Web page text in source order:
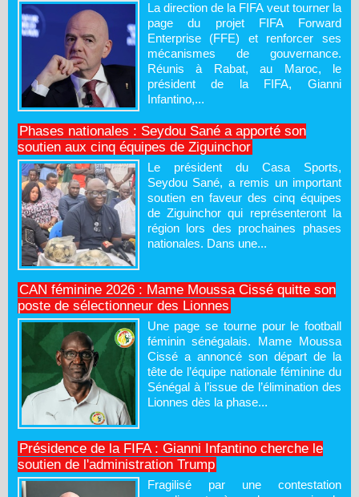
La direction de la FIFA veut tourner la
page du projet FIFA Forward
Enterprise (FFE) et renforcer ses
mécanismes de gouvernance.
Réunis à Rabat, au Maroc, le
président de la FIFA, Gianni
Infantino,...
Phases nationales : Seydou Sané a apporté son
soutien aux cinq équipes de Ziguinchor
Le président du Casa Sports,
Seydou Sané, a remis un important
soutien en faveur des cinq équipes
de Ziguinchor qui représenteront la
région lors des prochaines phases
nationales. Dans une...
CAN féminine 2026 : Mame Moussa Cissé quitte son
poste de sélectionneur des Lionnes
Une page se tourne pour le football
féminin sénégalais. Mame Moussa
Cissé a annoncé son départ de la
tête de l’équipe nationale féminine du
Sénégal à l’issue de l’élimination des
Lionnes dès la phase...
Présidence de la FIFA : Gianni Infantino cherche le
soutien de l'administration Trump
Fragilisé par une contestation